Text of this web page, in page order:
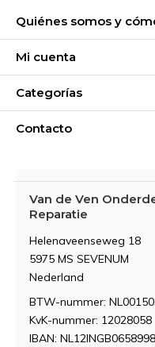
Quiénes somos y
Mi cuenta
Categorías
Contacto
Van de Ven
Reparatie
Helenaveenseweg 18
5975 MS SEVENUM
Nederland
BTW-nummer:
KvK-nummer: 12028058
IBAN: